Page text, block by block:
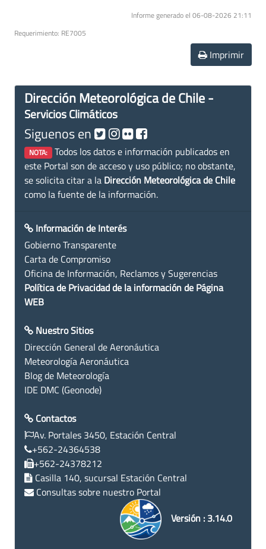
Informe generado el 06-08-2026 21:11
Requerimiento: RE7005
Imprimir
Dirección Meteorológica de Chile -
Servicios Climáticos
Siguenos en
NOTA: Todos los datos e información publicados en
este Portal son de acceso y uso público; no obstante,
se solicita citar a la Dirección Meteorológica de Chile
como la fuente de la información.
Información de Interés
Gobierno Transparente
Carta de Compromiso
Oficina de Información, Reclamos y Sugerencias
Política de Privacidad de la información de Página
WEB
Nuestro Sitios
Dirección General de Aeronáutica
Meteorología Aeronáutica
Blog de Meteorología
IDE DMC (Geonode)
Contactos
Av. Portales 3450, Estación Central
+562-24364538
+562-24378212
Casilla 140, sucursal Estación Central
Consultas sobre nuestro Portal
Versión : 3.14.0